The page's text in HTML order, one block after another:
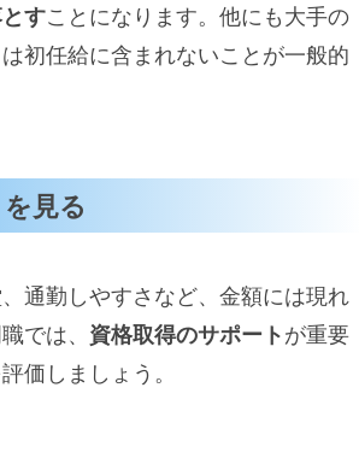
すことになります。他にも大手の
初任給に含まれないことが一般的
見る
通勤しやすさなど、金額には現れ
では、 資格取得のサポートが重要
価しましょう。